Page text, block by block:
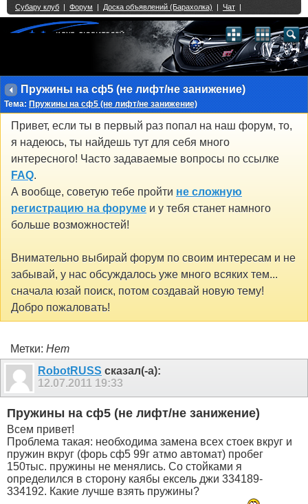
Пружины на сф5 (не лифт/не занижение)
Тема: Пружины на сф5 (не лифт/не занижение)
Привет, если ты в первый раз попал на наш форум, то,
я надеюсь, ты найдешь тут для себя много
интересного! Часто задаваемые вопросы по ссылке
FAQ.
А вообще, советую тебе пройти не сложную
регистрацию на форуме и у тебя станет намного
больше возможностей!
Внимательно выбирай форум по своим интересам и не
забывай, у нас обсуждалось уже много всяких тем...
сначала юзай поиск, потом создавай новую тему!
Добро пожаловать!
Метки: Нет
RobotRUSS сказал(-а):
12.07.2011 19:33
Пружины на сф5 (не лифт/не занижение)
Всем привет!
Проблема такая: необходима замена всех стоек вкруг и
пружин вкруг (форь сф5 99г атмо автомат) пробег
150тыс. пружины не менялись. Со стойками я
определился в сторону каябы ексель джи 334189-
334192. Какие лучше взять пружины?
Single Sign On provided byvBSSO
2 3 4 5 6 7 8 9 10 11 12 13 14 15 16 17 18 21 22 23 24 25 26
33 34 35 36 37 38 39 40 41 42 43